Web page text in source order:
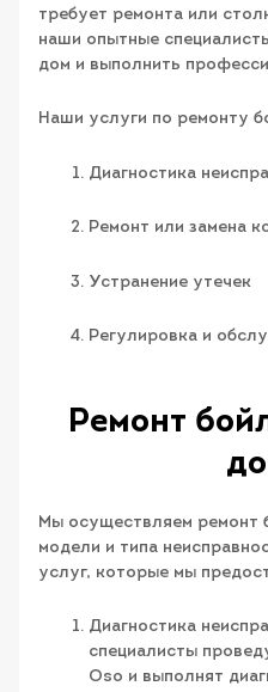
требует ремонта или
наши опытные
дом и выполнить
Наши услуги по ремонту
Диагностика
Ремонт или замена
Устранение утечек
Регулировка и
Ремонт
Мы осуществляем ремонт
модели и типа
услуг, которые мы
Диагностика
специалисты
Oso и выполнят